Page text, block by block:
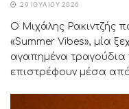
29 ΙΟΥΛΊΟΥ 2026
Ο Μιχάλης Ρακιντζής
«Summer Vibes», μία
αγαπημένα τραγούδια
επιστρέφουν μέσα